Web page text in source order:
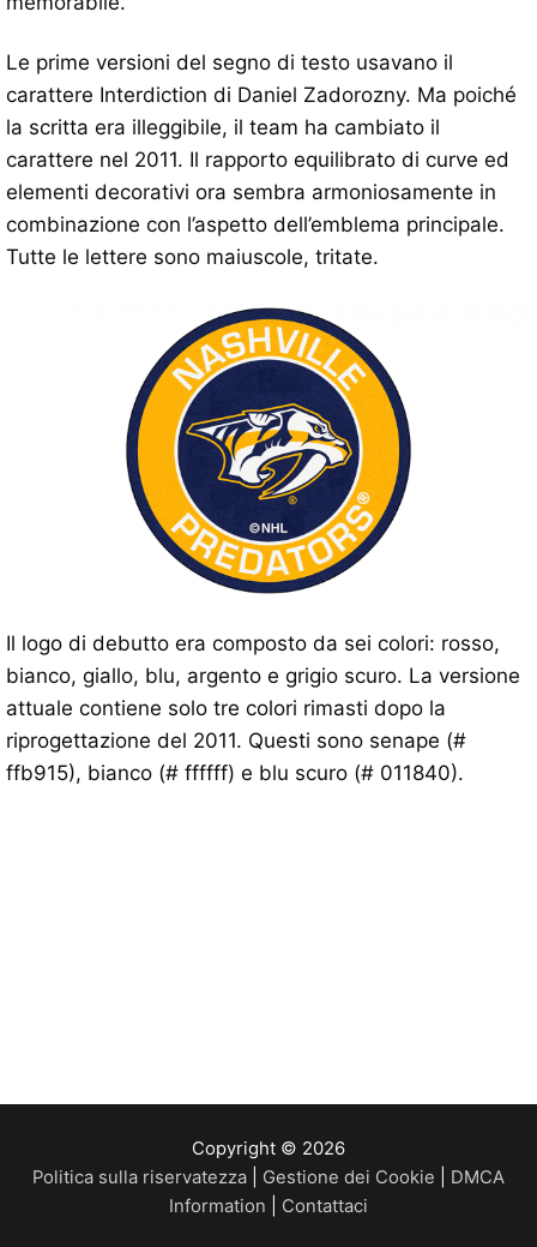
Le prime versioni del segno di testo usavano il
carattere Interdiction di Daniel Zadorozny. Ma poiché
la scritta era illeggibile, il team ha cambiato il
carattere nel 2011. Il rapporto equilibrato di curve ed
elementi decorativi ora sembra armoniosamente in
combinazione con l’aspetto dell’emblema principale.
Tutte le lettere sono maiuscole, tritate.
Il logo di debutto era composto da sei colori: rosso,
bianco, giallo, blu, argento e grigio scuro. La versione
attuale contiene solo tre colori rimasti dopo la
riprogettazione del 2011. Questi sono senape (#
ffb915), bianco (# ffffff) e blu scuro (# 011840).
Copyright © 2026
Politica sulla riservatezza
Gestione dei Cookie
DMCA
Information
Contattaci